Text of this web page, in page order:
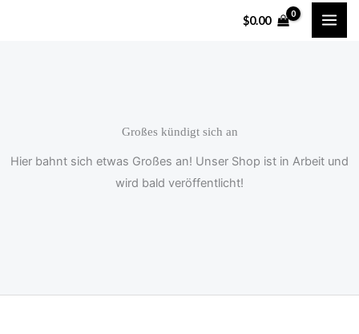
$0.00
Großes kündigt sich an
Hier bahnt sich etwas Großes an! Unser Shop ist in Arbeit und
wird bald veröffentlicht!